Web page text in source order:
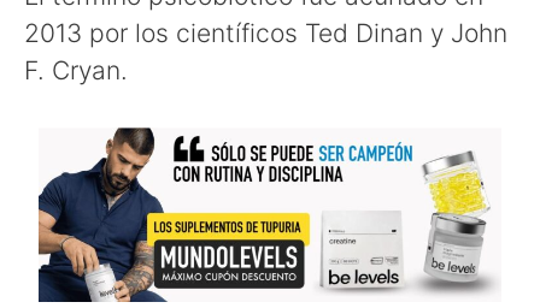
2013 por los científicos Ted Dinan y John
F. Cryan.